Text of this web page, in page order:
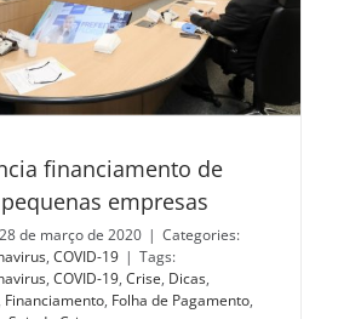
financiamento de
empresas
28 de março de 2020 | Categories:
, COVID-19 | Tags:
, COVID-19, Crise, Dicas,
Financiamento, Folha de Pagamento,